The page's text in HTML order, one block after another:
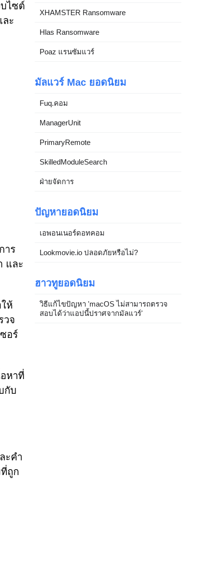
ไซต์
ะ
าร
และ
ห้
วจ
อร์
หาที่
กับ
ะคำ
ถูก
XHAMSTER Ransomware
Hlas Ransomware
Poaz แรนซัมแวร์
มัลแวร์ Mac ยอดนิยม
Fuq.คอม
ManagerUnit
PrimaryRemote
SkilledModuleSearch
ฝ่ายจัดการ
ปัญหายอดนิยม
เอพอนเนอร์ดอทคอม
Lookmovie.io ปลอดภัยหรือไม่?
ฮาวทูยอดนิยม
วิธีแก้ไขปัญหา 'macOS ไม่สามารถตรวจ
สอบได้ว่าแอปนี้ปราศจากมัลแวร์'